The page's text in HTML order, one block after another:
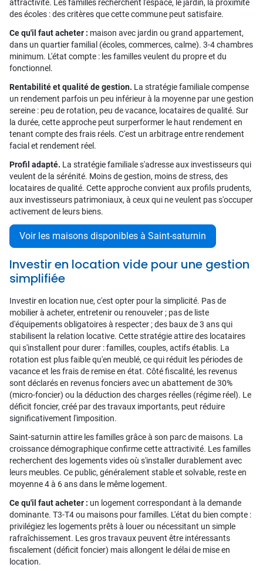
attractivité. Les familles recherchent l'espace, le jardin, la proximité
des écoles : des critères que cette commune peut satisfaire.
Ce qu'il faut acheter : maison avec jardin ou grand appartement,
dans un quartier familial (écoles, commerces, calme). 3-4 chambres
minimum. L'état compte : les familles veulent du propre et du
fonctionnel.
Rentabilité et qualité de gestion. La stratégie familiale compense
un rendement parfois un peu inférieur à la moyenne par une gestion
sereine : peu de rotation, peu de vacance, locataires de qualité. Sur
la durée, cette approche peut surperformer le haut rendement en
tenant compte des frais réels. C'est un arbitrage entre rendement
facial et rendement réel.
Profil adapté. La stratégie familiale s'adresse aux investisseurs qui
veulent de la sérénité. Moins de gestion, moins de stress, des
locataires de qualité. Cette approche convient aux profils prudents,
aux investisseurs patrimoniaux, à ceux qui ne veulent pas s'occuper
activement de leurs biens.
Voir les maisons disponibles à Saint-saturnin
Investir en location vide pour une gestion
simplifiée
Investir en location nue, c'est opter pour la simplicité. Pas de
mobilier à acheter, entretenir ou renouveler ; pas de liste
d'équipements obligatoires à respecter ; des baux de 3 ans qui
stabilisent la relation locative. Cette stratégie attire des locataires
qui s'installent pour durer : familles, couples, actifs établis. La
rotation est plus faible qu'en meublé, ce qui réduit les périodes de
vacance et les frais de remise en état. Côté fiscalité, les revenus
sont déclarés en revenus fonciers avec un abattement de 30%
(micro-foncier) ou la déduction des charges réelles (régime réel). Le
déficit foncier, créé par des travaux importants, peut réduire
significativement l'imposition.
Saint-saturnin attire les familles grâce à son parc de maisons. La
croissance démographique confirme cette attractivité. Les familles
recherchent des logements vides où s'installer durablement avec
leurs meubles. Ce public, généralement stable et solvable, reste en
moyenne 4 à 6 ans dans le même logement.
Ce qu'il faut acheter : un logement correspondant à la demande
dominante. T3-T4 ou maisons pour familles. L'état du bien compte :
privilégiez les logements prêts à louer ou nécessitant un simple
rafraîchissement. Les gros travaux peuvent être intéressants
fiscalement (déficit foncier) mais allongent le délai de mise en
location.